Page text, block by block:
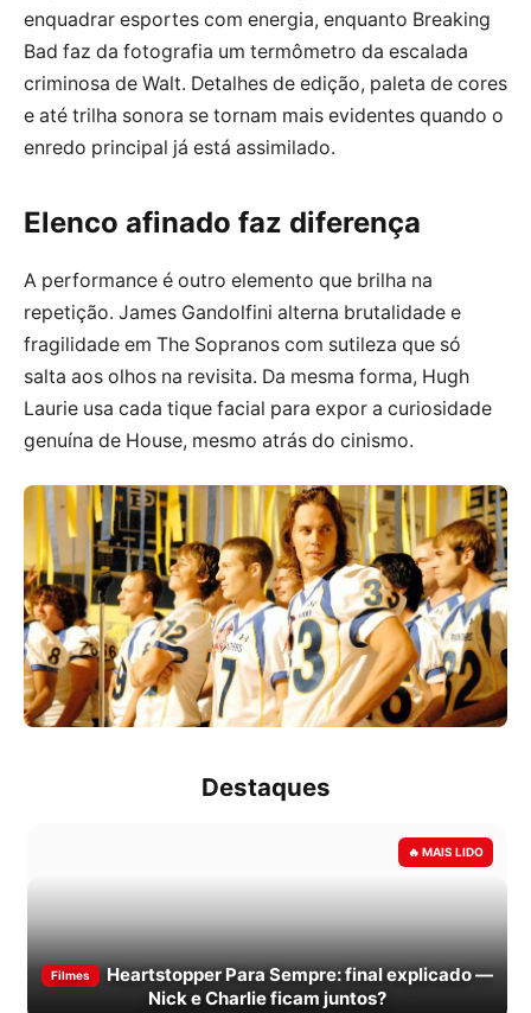
enquadrar esportes com energia, enquanto Breaking
Bad faz da fotografia um termômetro da escalada
criminosa de Walt. Detalhes de edição, paleta de cores
e até trilha sonora se tornam mais evidentes quando o
enredo principal já está assimilado.
Elenco afinado faz diferença
A performance é outro elemento que brilha na
repetição. James Gandolfini alterna brutalidade e
fragilidade em The Sopranos com sutileza que só
salta aos olhos na revisita. Da mesma forma, Hugh
Laurie usa cada tique facial para expor a curiosidade
genuína de House, mesmo atrás do cinismo.
Destaques
Filmes
Heartstopper Para Sempre: final explicado —
Nick e Charlie ficam juntos?